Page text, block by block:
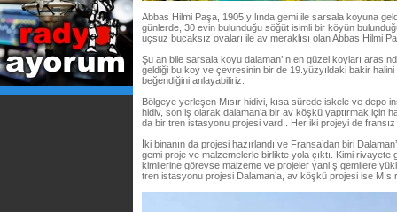
Abbas Hilmi Paşa, 1905 yılında gemi ile sarsala koyuna
günlerde, 30 evin bulunduğu söğüt isimli bir köyün
uçsuz bucaksız ovaları ile av meraklısı olan Abbas Hilmi
Şu an bile sarsala koyu dalaman’ın en güzel koyları
geldiği bu koy ve çevresinin bir de 19.yüzyıldaki bakir halini
beğendiğini anlayabiliriz.
Bölgeye yerleşen Mısır hidivi, kısa sürede iskele ve depo
hidiv, son iş olarak dalaman’a bir av köşkü yaptırmak için
da bir tren istasyonu projesi vardı. Her iki projeyi de
İki binanın da projesi hazırlandı ve Fransa’dan biri
gemi proje ve malzemelerle birlikte yola çıktı. Kimi rivayete
kimilerine göreyse malzeme ve projeler yanlış gemilere
tren istasyonu projesi Dalaman’a, av köşkü projesi ise